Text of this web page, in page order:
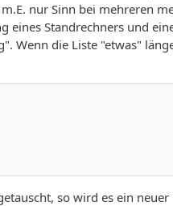
nur Sinn bei mehreren
eines Standrechners und
Wenn die Liste "etwas"
so wird es ein